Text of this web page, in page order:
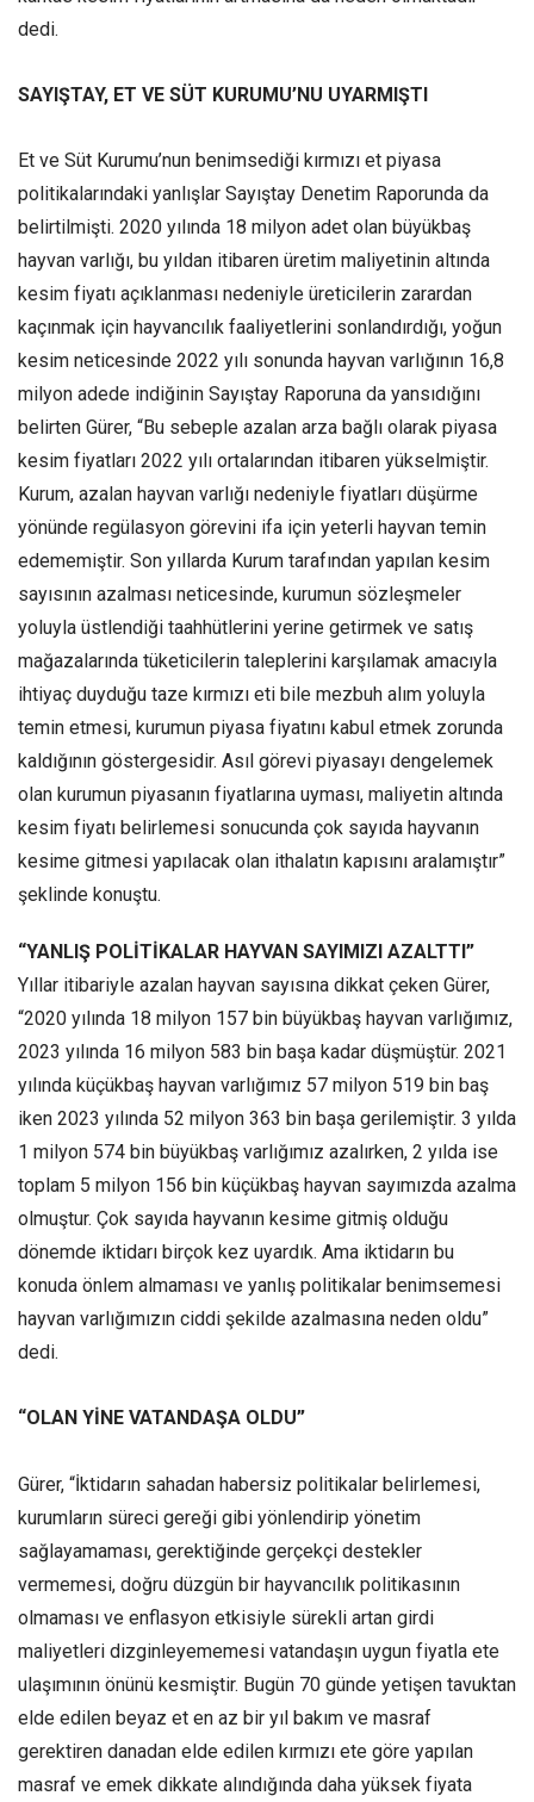
dedi.
SAYIŞTAY, ET VE SÜT KURUMU’NU UYARMIŞTI
Et ve Süt Kurumu’nun benimsediği kırmızı et piyasa
politikalarındaki yanlışlar Sayıştay Denetim Raporunda da
belirtilmişti. 2020 yılında 18 milyon adet olan büyükbaş
hayvan varlığı, bu yıldan itibaren üretim maliyetinin altında
kesim fiyatı açıklanması nedeniyle üreticilerin zarardan
kaçınmak için hayvancılık faaliyetlerini sonlandırdığı, yoğun
kesim neticesinde 2022 yılı sonunda hayvan varlığının 16,8
milyon adede indiğinin Sayıştay Raporuna da yansıdığını
belirten Gürer, “Bu sebeple azalan arza bağlı olarak piyasa
kesim fiyatları 2022 yılı ortalarından itibaren yükselmiştir.
Kurum, azalan hayvan varlığı nedeniyle fiyatları düşürme
yönünde regülasyon görevini ifa için yeterli hayvan temin
edememiştir. Son yıllarda Kurum tarafından yapılan kesim
sayısının azalması neticesinde, kurumun sözleşmeler
yoluyla üstlendiği taahhütlerini yerine getirmek ve satış
mağazalarında tüketicilerin taleplerini karşılamak amacıyla
ihtiyaç duyduğu taze kırmızı eti bile mezbuh alım yoluyla
temin etmesi, kurumun piyasa fiyatını kabul etmek zorunda
kaldığının göstergesidir. Asıl görevi piyasayı dengelemek
olan kurumun piyasanın fiyatlarına uyması, maliyetin altında
kesim fiyatı belirlemesi sonucunda çok sayıda hayvanın
kesime gitmesi yapılacak olan ithalatın kapısını aralamıştır”
şeklinde konuştu.
“YANLIŞ POLİTİKALAR HAYVAN SAYIMIZI AZALTTI”
Yıllar itibariyle azalan hayvan sayısına dikkat çeken Gürer,
“2020 yılında 18 milyon 157 bin büyükbaş hayvan varlığımız,
2023 yılında 16 milyon 583 bin başa kadar düşmüştür. 2021
yılında küçükbaş hayvan varlığımız 57 milyon 519 bin baş
iken 2023 yılında 52 milyon 363 bin başa gerilemiştir. 3 yılda
1 milyon 574 bin büyükbaş varlığımız azalırken, 2 yılda ise
toplam 5 milyon 156 bin küçükbaş hayvan sayımızda azalma
olmuştur. Çok sayıda hayvanın kesime gitmiş olduğu
dönemde iktidarı birçok kez uyardık. Ama iktidarın bu
konuda önlem almaması ve yanlış politikalar benimsemesi
hayvan varlığımızın ciddi şekilde azalmasına neden oldu”
dedi.
“OLAN YİNE VATANDAŞA OLDU”
Gürer, “İktidarın sahadan habersiz politikalar belirlemesi,
kurumların süreci gereği gibi yönlendirip yönetim
sağlayamaması, gerektiğinde gerçekçi destekler
vermemesi, doğru düzgün bir hayvancılık politikasının
olmaması ve enflasyon etkisiyle sürekli artan girdi
maliyetleri dizginleyememesi vatandaşın uygun fiyatla ete
ulaşımının önünü kesmiştir. Bugün 70 günde yetişen tavuktan
elde edilen beyaz et en az bir yıl bakım ve masraf
gerektiren danadan elde edilen kırmızı ete göre yapılan
masraf ve emek dikkate alındığında daha yüksek fiyata